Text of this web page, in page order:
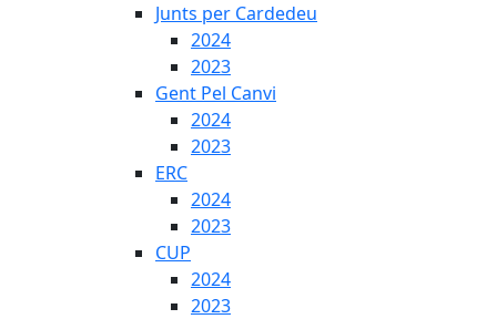
Junts per Cardedeu
2024
2023
Gent Pel Canvi
2024
2023
ERC
2024
2023
CUP
2024
2023